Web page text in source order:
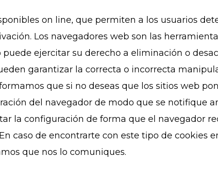
on line, que permiten a los usuarios
Los navegadores web son las
ejercitar su derecho a eliminación o
garantizar la correcta o incorrecta
que si no deseas que los sitios web
del navegador de modo que se notifique
la configuración de forma que el navegador
caso de encontrarte con este tipo de cookies
que nos lo comuniques.